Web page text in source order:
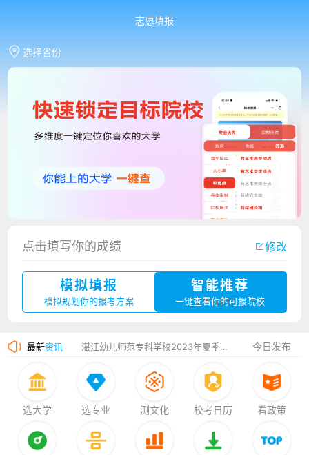
志愿填报
选择省份
点击填写你的成绩 修改
模拟填报
模拟规划你的报考方案
智能推荐
一键查看你的可报院校
最新资讯
厦门大学嘉庚学院2023年艺术类招生简章
湛江幼儿师范专科学校2023年夏季高考招生简章
香港中文大学（深圳）2023年夏季高考招生简章
今日发布
选大学 选专业 测文化 校考日历 看政策